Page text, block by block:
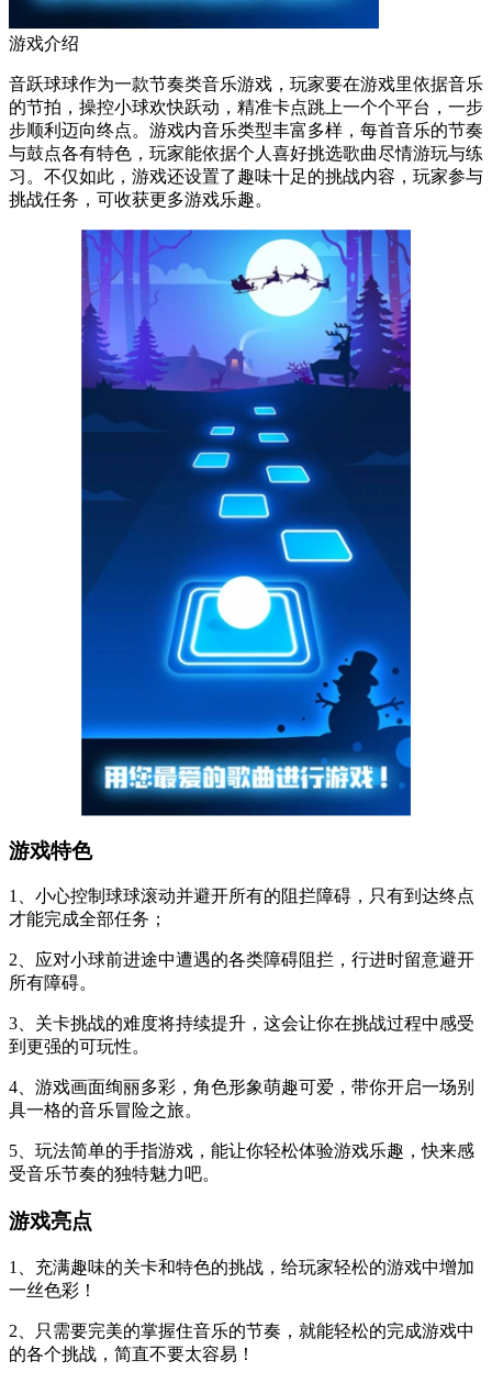
游戏介绍
音跃球球作为一款节奏类音乐游戏，玩家要在游戏里依据音乐
的节拍，操控小球欢快跃动，精准卡点跳上一个个平台，一步
步顺利迈向终点。游戏内音乐类型丰富多样，每首音乐的节奏
与鼓点各有特色，玩家能依据个人喜好挑选歌曲尽情游玩与练
习。不仅如此，游戏还设置了趣味十足的挑战内容，玩家参与
挑战任务，可收获更多游戏乐趣。
游戏特色
1、小心控制球球滚动并避开所有的阻拦障碍，只有到达终点
才能完成全部任务；
2、应对小球前进途中遭遇的各类障碍阻拦，行进时留意避开
所有障碍。
3、关卡挑战的难度将持续提升，这会让你在挑战过程中感受
到更强的可玩性。
4、游戏画面绚丽多彩，角色形象萌趣可爱，带你开启一场别
具一格的音乐冒险之旅。
5、玩法简单的手指游戏，能让你轻松体验游戏乐趣，快来感
受音乐节奏的独特魅力吧。
游戏亮点
1、充满趣味的关卡和特色的挑战，给玩家轻松的游戏中增加
一丝色彩！
2、只需要完美的掌握住音乐的节奏，就能轻松的完成游戏中
的各个挑战，简直不要太容易！